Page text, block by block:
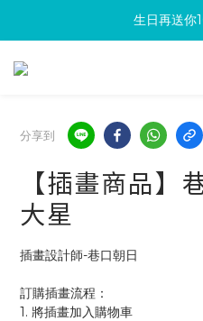
滿300回
生日再送你
加入成為新會員
分享到
【插畫商品】
大星
插畫設計師-巷口朝日
訂購插畫流程：
1. 將插畫加入購物車